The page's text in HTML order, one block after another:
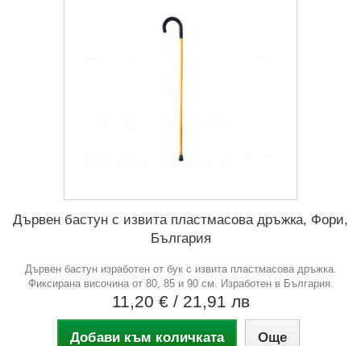
Дървен бастун с извита пластмасова дръжка, Фори,
България
Дървен бастун изработен от бук с извита пластмасова дръжка.
Фиксирана височина от 80, 85 и 90 см. Изработен в България.
11,20 € / 21,91 лв
Добави към количката Още